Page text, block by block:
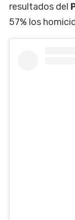
resultados del
57% los